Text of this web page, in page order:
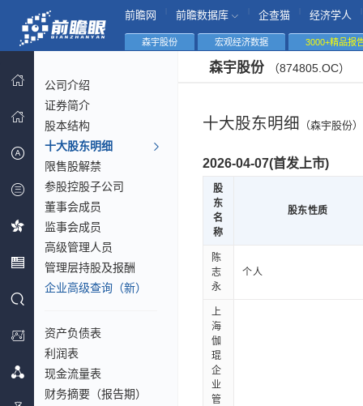
前瞻网 前瞻数据库 企查猫 经济学人
森宇股份 宏观经济数据 3000+精品报
公司介绍
证券简介
股本结构
十大股东明细
限售股解禁
参股控股子公司
董事会成员
监事会成员
高级管理人员
管理层持股及报酬
企业高级查询（新）
资产负债表
利润表
现金流量表
财务摘要（报告期）
森宇股份 （874805.OC）
十大股东明细 （森宇股份）
2026-04-07(首发上市)
股
东
名
称
股东性质
陈
志
永
个人
上
海
伽
琨
企
业
管